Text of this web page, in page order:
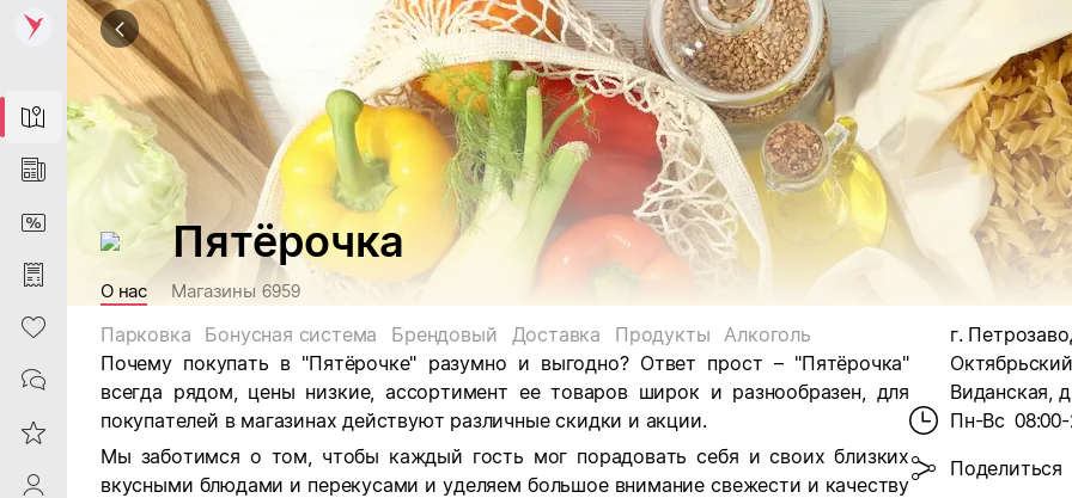
Map
News
DiscountCard
Purchases
Heart
Contacts
Reviews
ProfileSaby
Пятёрочка
О нас Магазины 6959
Парковка Бонусная система Брендовый Доставка Продукты
Алкоголь
Почему покупать в "Пятёрочке" разумно и выгодно? Ответ прост – "Пятёрочка"
всегда рядом, цены низкие, ассортимент ее товаров широк и разнообразен, для
покупателей в магазинах действуют различные скидки и акции.
Мы заботимся о том, чтобы каждый гость мог порадовать себя и своих близких
вкусными блюдами и перекусами и уделяем большое внимание свежести и качеству
г.
Виданская,
Пн-Вс
Поделиться